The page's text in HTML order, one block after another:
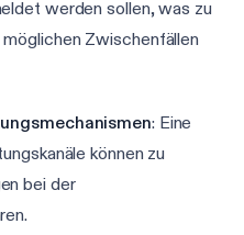
werden sollen, was zu
Zwischenfällen
: Eine
können zu
bei der